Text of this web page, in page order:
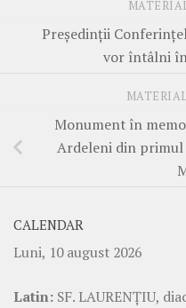
Președinții
vor întâlni
Monument în
Ardeleni din
CALENDAR
Luni, 10 august 2026
Latin: SF. LAURENŢIU,